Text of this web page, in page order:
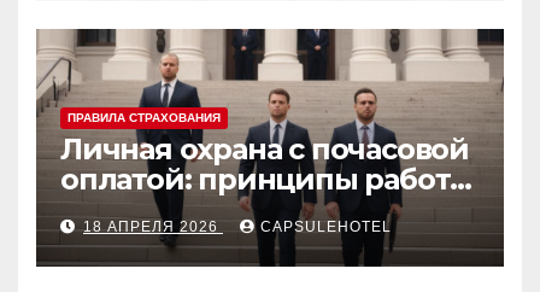
ПРАВИЛА СТРАХОВАНИЯ
Личная охрана с почасовой
оплатой: принципы работы
и правовые аспекты
18 АПРЕЛЯ 2026 CAPSULEHOTEL